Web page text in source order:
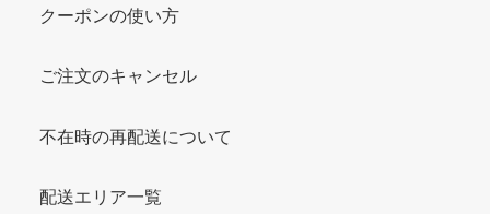
クーポンの使い方
ご注文のキャンセル
不在時の再配送について
配送エリア一覧